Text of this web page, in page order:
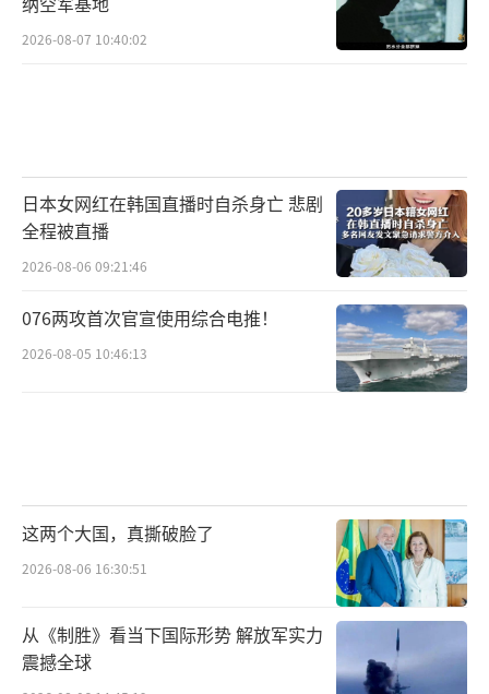
2026-08-07 10:40:02
日本女网红在韩国直播时自杀身亡 悲剧
全程被直播
2026-08-06 09:21:46
076两攻首次官宣使用综合电推！
2026-08-05 10:46:13
这两个大国，真撕破脸了
2026-08-06 16:30:51
从《制胜》看当下国际形势 解放军实力
震撼全球